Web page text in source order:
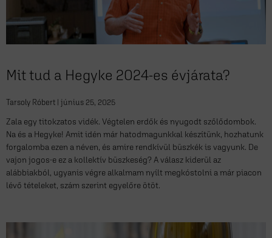
Mit tud a Hegyke 2024-es évjárata?
Tarsoly Róbert június 25, 2025
Zala egy titokzatos vidék. Végtelen erdők és nyugodt szőlődombok.
Na és a Hegyke! Amit idén már hatodmagunkkal készítünk, hozhatunk
forgalomba ezen a néven, és amire rendkívül büszkék is vagyunk. De
vajon jogos-e ez a kollektív büszkeség? A válasz kiderül az
alábbiakból, ugyanis végre alkalmam nyílt megkóstolni a már piacon
lévő tételeket, szám szerint egyelőre ötöt.